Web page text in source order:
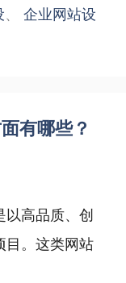
、 企业网站设
有哪些？
以高品质、创
目。这类网站